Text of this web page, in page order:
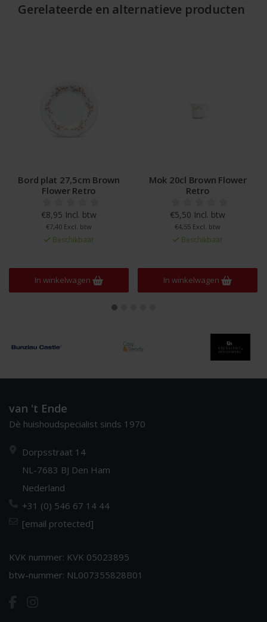
Gerelateerde en alternatieve producten
Bord plat 27,5cm Brown
Flower Retro
€8,95 Incl. btw
€7,40 Excl. btw
Beschikbaar
In winkelwagen
Mok 20cl Brown Flower
Retro
€5,50 Incl. btw
€4,55 Excl. btw
Beschikbaar
In winkelwagen
van 't Ende
Dè huishoudspecialist sinds 1970
Dorpsstraat 14
NL-7683 BJ Den Ham
Nederland
+31 (0) 546 67 14 44
[email protected]
KVK nummer: KVK 05023895
btw-nummer: NL007355828B01